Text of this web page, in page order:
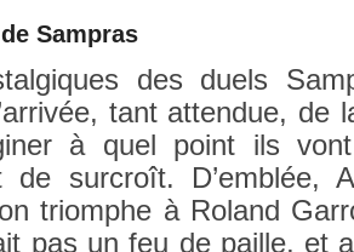
Sampras
des duels
tant at­tendue, de
à quel point ils
de sur­croît. D’emblée,
tri­omphe à Roland
pas un feu de pail­le, et